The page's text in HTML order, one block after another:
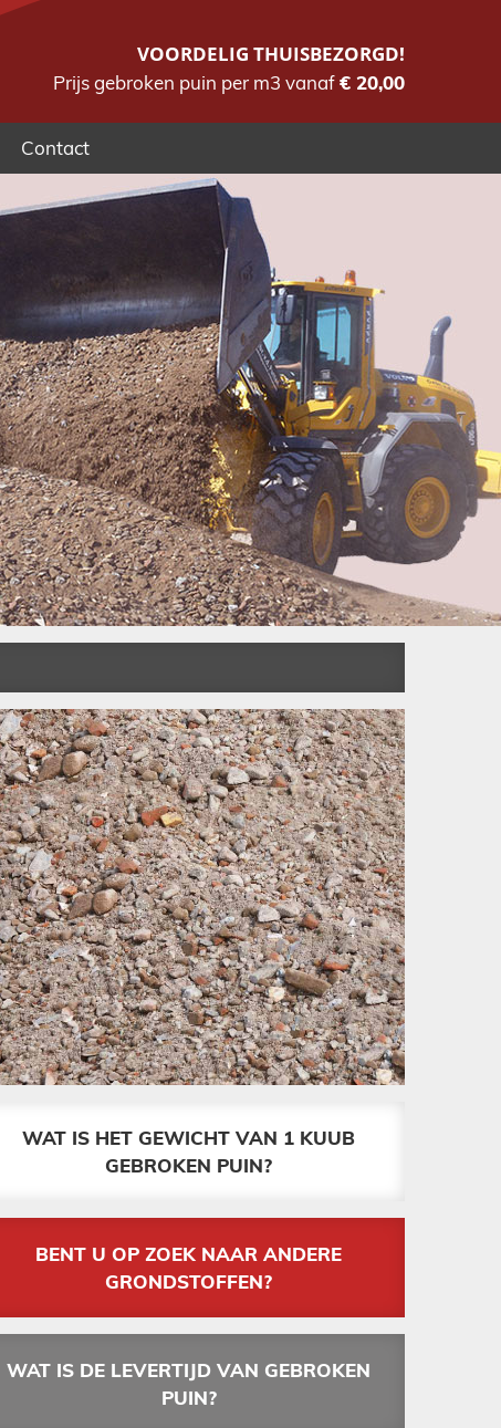
VOORDELIG THUISBEZORGD!
Prijs gebroken puin per m3 vanaf€ 20,00
Contact
WAT IS HET GEWICHT VAN 1 KUUB
GEBROKEN PUIN?
BENT U OP ZOEK NAAR ANDERE
GRONDSTOFFEN?
WAT IS DE LEVERTIJD VAN GEBROKEN
PUIN?